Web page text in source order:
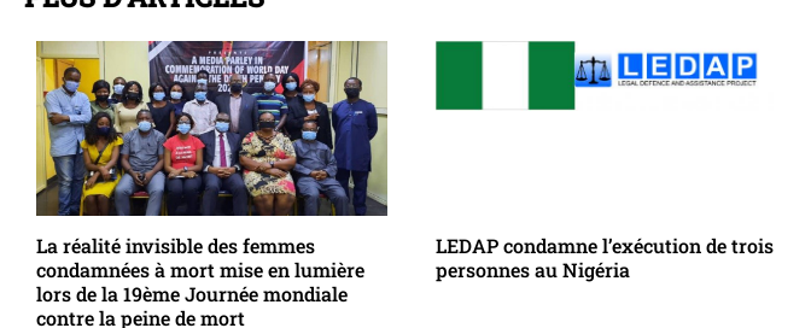
La réalité invisible des femmes
condamnées à mort mise en lumière
lors de la 19ème Journée mondiale
contre la peine de mort
LEDAP condamne l’exécution de trois
personnes au Nigéria